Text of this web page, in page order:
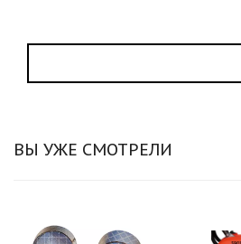
ВЫ УЖЕ СМОТРЕЛИ